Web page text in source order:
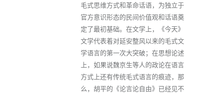
毛式思维方式和革命话语，为独立于
官方意识形态的民间价值观和话语奠
定了最初基础。在文学上，《今天》
文学代表着对延安整风以来的毛式文
学语言的第一次大突破；在思想论述
上，如果说魏京生等人的政论在语言
方式上还有传统毛式语言的痕迹，那
么，胡平的《论言论自由》已经见不